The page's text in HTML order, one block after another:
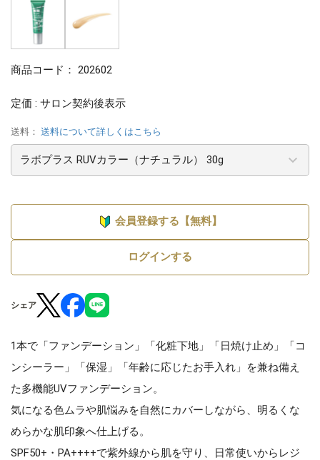
商品コード： 202602
定価 : サロン契約後表示
送料： 送料について詳しくはこちら
会員登録する【無料】
ログインする
シェア
1本で「ファンデーション」「化粧下地」「日焼け止め」「コ
ンシーラー」「保湿」「年齢に応じたお手入れ」を兼ね備え
た多機能UVファンデーション。
気になる色ムラや肌悩みを自然にカバーしながら、明るくな
めらかな肌印象へ仕上げる。
SPF50+・PA++++で紫外線から肌を守り、日常使いからレジ